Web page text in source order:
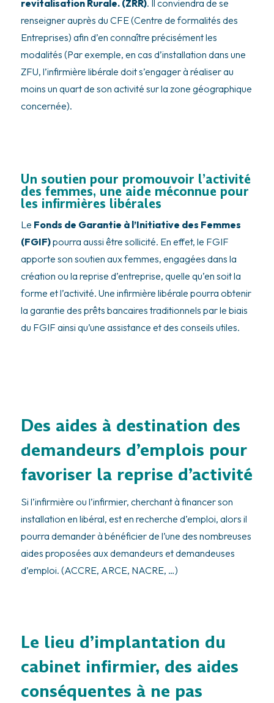
revitalisation Rurale. (ZRR). Il conviendra de se
renseigner auprès du CFE (Centre de formalités des
Entreprises) afin d’en connaître précisément les
modalités (Par exemple, en cas d’installation dans une
ZFU, l’infirmière libérale doit s’engager à réaliser au
moins un quart de son activité sur la zone géographique
concernée).
Un soutien pour promouvoir l’activité
des femmes, une aide méconnue pour
les infirmières libérales
Le Fonds de Garantie à l’Initiative des Femmes
(FGIF)pourra aussi être sollicité. En effet, le FGIF
apporte son soutien aux femmes, engagées dans la
création ou la reprise d’entreprise, quelle qu’en soit la
forme et l’activité. Une infirmière libérale pourra obtenir
la garantie des prêts bancaires traditionnels par le biais
du FGIF ainsi qu’une assistance et des conseils utiles.
Des aides à destination des
demandeurs d’emplois pour
favoriser la reprise d’activité
Si l’infirmière ou l’infirmier, cherchant à financer son
installation en libéral, est en recherche d’emploi, alors il
pourra demander à bénéficier de l’une des nombreuses
aides proposées aux demandeurs et demandeuses
d’emploi. (ACCRE, ARCE, NACRE, …)
Le lieu d’implantation du
cabinet infirmier, des aides
conséquentes à ne pas